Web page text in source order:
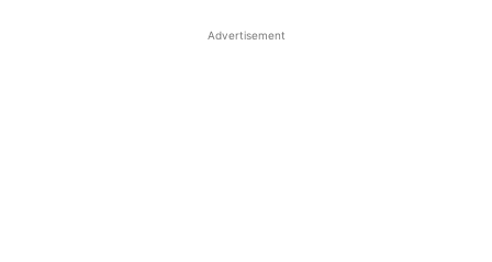
Advertisement